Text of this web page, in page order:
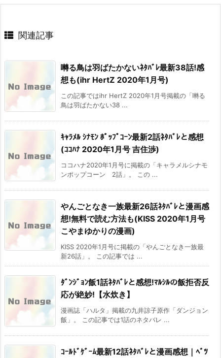
関連記事
囀る鳥は羽ばたかないﾈﾀﾊﾞﾚ最新38話!感
想も(ihr HertZ 2020年1月号)
この記事ではihr HertZ 2020年1月号掲載の「囀る
鳥は羽ばたかない38 ...
ｷｬﾗﾒﾙ ｼﾅﾓﾝ ﾎﾟｯﾌﾟｺｰﾝ最新2話ﾈﾀﾊﾞﾚと感想
(ｺｺﾊﾅ 2020年1月号 吉住渉)
ココハナ2020年1月号に掲載の「キャラメルシナモ
ンポップコーン 2話」。 この ...
やんごとなき一族最新26話ﾈﾀﾊﾞﾚと漫画感
想!無料で読む方法も(KISS 2020年1月号
こやまゆかりの漫画)
KISS 2020年1月号に掲載の「やんごとなき一族最
新26話」。 この記事では ...
ﾀﾞﾝｼﾞｮﾝ飯1話ﾈﾀﾊﾞﾚと感想!ﾏﾙｼﾙの飯拒否反
応が絶妙!【水炊き】
漫画誌「ハルタ」掲載の九井諒子原作「ダンジョン
飯」。 この記事では1話のネタバレ ...
ｺｰﾙﾄﾞｹﾞｰﾑ最新12話ﾈﾀﾊﾞﾚと漫画感想｜ﾍﾞﾂ